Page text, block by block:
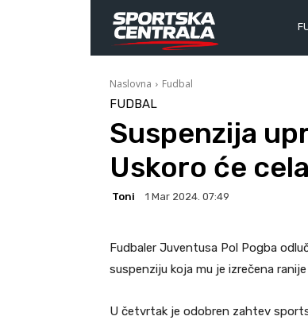
Naslovna Fudbal
FUDBAL
Suspenzija
Uskoro će
Toni 1 Mar 2024. 07:49
Fudbaler Juventusa Pol Pogba
suspenziju koja mu je izrečena
U četvrtak je odobren zahtev